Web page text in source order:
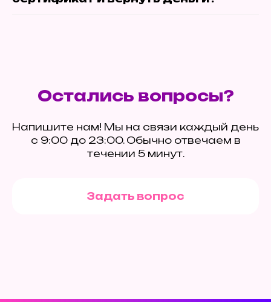
Остались вопросы?
Напишите нам! Мы на связи каждый день
с 9:00 до 23:00. Обычно отвечаем в
течении 5 минут.
Задать вопрос